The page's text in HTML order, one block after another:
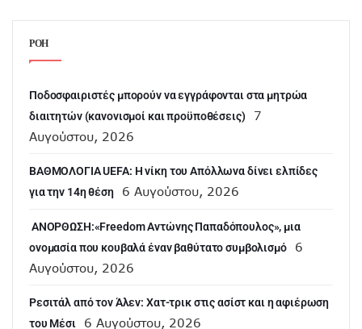
ΡΟΗ
Ποδοσφαιριστές μπορούν να εγγράφονται στα μητρώα
διαιτητών (κανονισμοί και προϋποθέσεις)
7
Αυγούστου, 2026
ΒΑΘΜΟΛΟΓΙΑ UEFA: Η νίκη του Απόλλωνα δίνει ελπίδες
για την 14η θέση
6 Αυγούστου, 2026
ANOΡΘΩΣΗ:«Freedom Αντώνης Παπαδόπουλος», μια
ονομασία που κουβαλά έναν βαθύτατο συμβολισμό
6
Αυγούστου, 2026
Ρεσιτάλ από τον Άλεν: Χατ-τρικ στις ασίστ και η αφιέρωση
του Μέσι
6 Αυγούστου, 2026